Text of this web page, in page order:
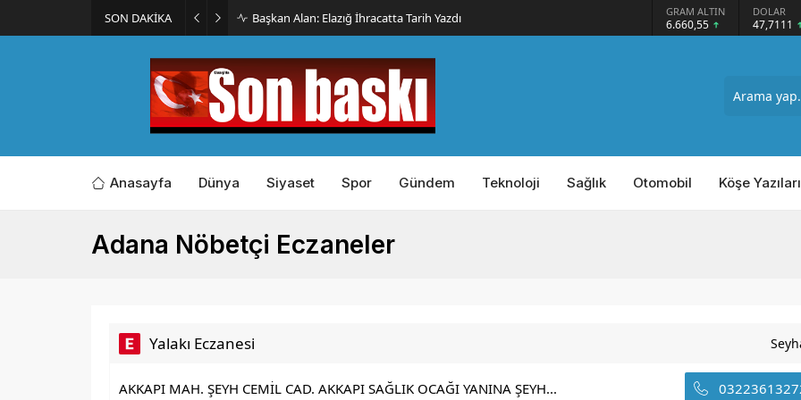
SON DAKİKA İmar Kararı Mahkemeye Taşındı DOLAR
47,7111
EURO
55,1881
Anasayfa Dünya Siyaset Spor Gündem Teknoloji Sağlık Otomobil Köşe Yazıları
Adana Nöbetçi Eczaneler
Yalakı Eczanesi
AKKAPI MAH. ŞEYH CEMİL CAD. AKKAPI SAĞLIK OCAĞI YANINA ŞEYH...